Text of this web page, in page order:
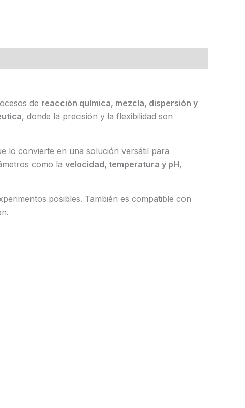
de reacción química, mezcla, dispersión y
, donde la precisión y la flexibilidad son
lo convierte en una solución versátil para
como la velocidad, temperatura y pH,
posibles. También es compatible con